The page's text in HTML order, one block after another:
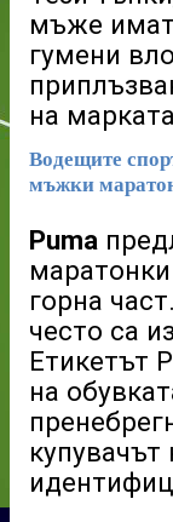
мъже
гумени
на
Водещите
мъжки
Puma
маратонки
горна част
често са
Етикетът
на
купувачът